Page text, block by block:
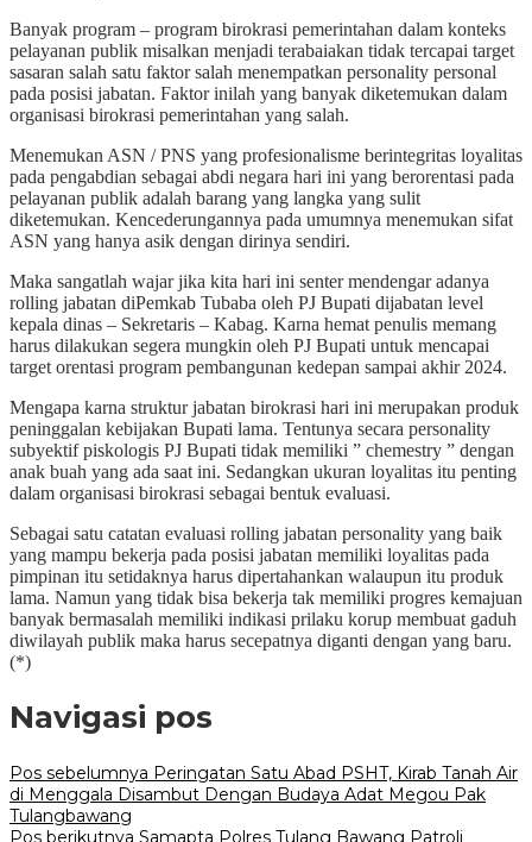
Banyak program – program birokrasi pemerintahan dalam konteks
pelayanan publik misalkan menjadi terabaiakan tidak tercapai target
sasaran salah satu faktor salah menempatkan personality personal
pada posisi jabatan. Faktor inilah yang banyak diketemukan dalam
organisasi birokrasi pemerintahan yang salah.
Menemukan ASN / PNS yang profesionalisme berintegritas loyalitas
pada pengabdian sebagai abdi negara hari ini yang berorentasi pada
pelayanan publik adalah barang yang langka yang sulit
diketemukan. Kencederungannya pada umumnya menemukan sifat
ASN yang hanya asik dengan dirinya sendiri.
Maka sangatlah wajar jika kita hari ini senter mendengar adanya
rolling jabatan diPemkab Tubaba oleh PJ Bupati dijabatan level
kepala dinas – Sekretaris – Kabag. Karna hemat penulis memang
harus dilakukan segera mungkin oleh PJ Bupati untuk mencapai
target orentasi program pembangunan kedepan sampai akhir 2024.
Mengapa karna struktur jabatan birokrasi hari ini merupakan produk
peninggalan kebijakan Bupati lama. Tentunya secara personality
subyektif piskologis PJ Bupati tidak memiliki ” chemestry ” dengan
anak buah yang ada saat ini. Sedangkan ukuran loyalitas itu penting
dalam organisasi birokrasi sebagai bentuk evaluasi.
Sebagai satu catatan evaluasi rolling jabatan personality yang baik
yang mampu bekerja pada posisi jabatan memiliki loyalitas pada
pimpinan itu setidaknya harus dipertahankan walaupun itu produk
lama. Namun yang tidak bisa bekerja tak memiliki progres kemajuan
banyak bermasalah memiliki indikasi prilaku korup membuat gaduh
diwilayah publik maka harus secepatnya diganti dengan yang baru.
(*)
Navigasi pos
Pos sebelumnya Peringatan Satu Abad PSHT, Kirab Tanah Air
di Menggala Disambut Dengan Budaya Adat Megou Pak
Tulangbawang
Pos berikutnya Samapta Polres Tulang Bawang Patroli